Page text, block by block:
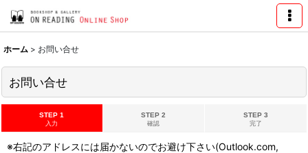
ホーム > お問い合せ
お問い合せ
STEP 1
入力
STEP 2
確認
STEP 3
完了
※右記のアドレスには届かないのでお避け下さい(Outlook.com,